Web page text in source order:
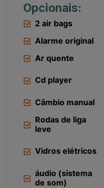
Opcionais:
2 air bags
Alarme original
Ar quente
Cd player
Câmbio manual
Rodas de liga
leve
Vidros elétricos
áudio (sistema
de som)